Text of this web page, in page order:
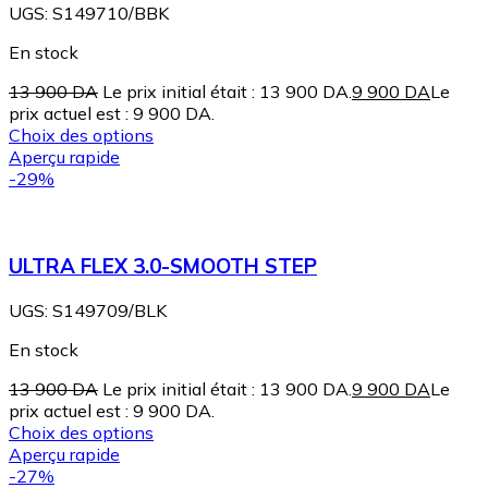
UGS: S149710/BBK
En stock
13 900DA Le prix initial était : 13 900 DA. 9 900 DALe
prix actuel est : 9 900 DA.
Choix des options
Aperçu rapide
-29%
ULTRA FLEX 3.0-SMOOTH STEP
UGS: S149709/BLK
En stock
13 900DA Le prix initial était : 13 900 DA. 9 900 DALe
prix actuel est : 9 900 DA.
Choix des options
Aperçu rapide
-27%